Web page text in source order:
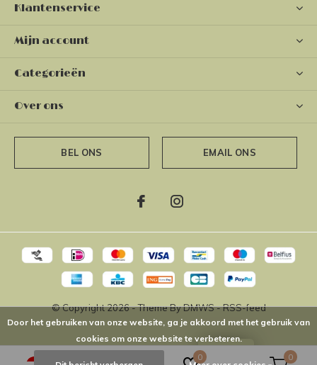
Klantenservice
Mijn account
Categorieën
Over ons
BEL ONS EMAIL ONS
© Copyright2026- Theme ByDMWS-RSS-feed
0 0
Door het gebruiken van onze website, ga je akkoord met het gebruik van
cookies om onze website te verbeteren.
LOYALTY